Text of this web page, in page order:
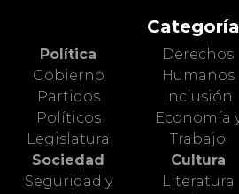
Política
Gobierno
Partidos
Políticos
Legislatura
Sociedad
Seguridad y
Derechos
Humanos
Inclusión
Economía
Trabajo
Cultura
Literatura